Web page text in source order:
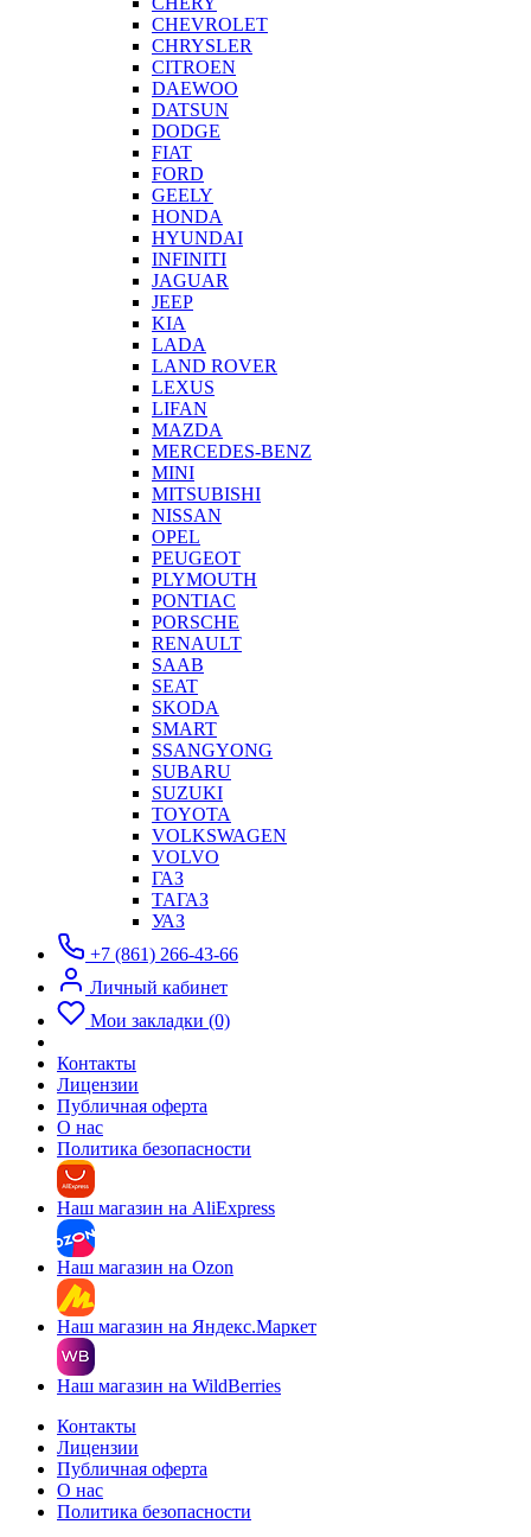
CHEVROLET
CHRYSLER
CITROEN
DAEWOO
DATSUN
DODGE
FIAT
FORD
GEELY
HONDA
HYUNDAI
INFINITI
JAGUAR
JEEP
KIA
LADA
LAND ROVER
LEXUS
LIFAN
MAZDA
MERCEDES-BENZ
MINI
MITSUBISHI
NISSAN
OPEL
PEUGEOT
PLYMOUTH
PONTIAC
PORSCHE
RENAULT
SAAB
SEAT
SKODA
SMART
SSANGYONG
SUBARU
SUZUKI
TOYOTA
VOLKSWAGEN
VOLVO
ГАЗ
ТАГАЗ
УАЗ
+7 (861) 266-43-66
Личный кабинет
Мои закладки (0)
Контакты
Лицензии
Публичная оферта
О нас
Политика безопасности
Наш магазин на AliExpress
Наш магазин на Ozon
Наш магазин на Яндекс.Маркет
Наш магазин на WildBerries
Контакты
Лицензии
Публичная оферта
О нас
Политика безопасности